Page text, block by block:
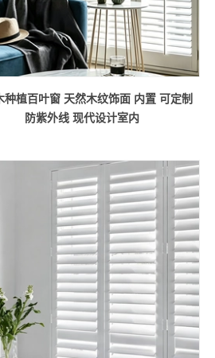
种植百叶窗 天然木纹饰面 内置 可定制
防紫外线 现代设计室内